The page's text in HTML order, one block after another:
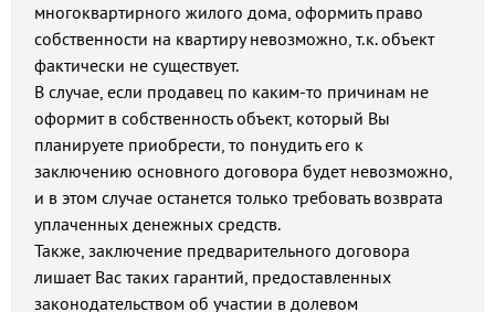
многоквартирного жилого дома, оформить право
собственности на квартиру невозможно, т.к. объект
фактически не существует.
В случае, если продавец по каким-то причинам не
оформит в собственность объект, который Вы
планируете приобрести, то понудить его к
заключению основного договора будет невозможно,
и в этом случае останется только требовать возврата
уплаченных денежных средств.
Также, заключение предварительного договора
лишает Вас таких гарантий, предоставленных
законодательством об участии в долевом